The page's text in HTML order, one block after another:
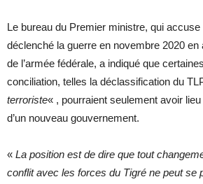
Le bureau du Premier ministre, qui accuse
déclenché la guerre en novembre 2020
de l’armée fédérale, a indiqué que
conciliation, telles la déclassification du
terroriste« , pourraient seulement avoir
d’un nouveau gouvernement.
« La position est de dire que tout
conflit avec les forces du Tigré ne peut se